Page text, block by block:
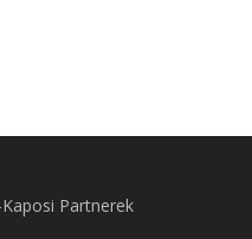
Partnerek